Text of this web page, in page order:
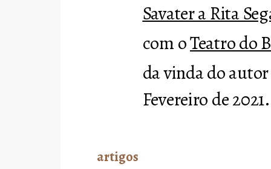
Savater a Rita
com oTeatro do
da vinda do
Fevereiro de 2021.
artigos